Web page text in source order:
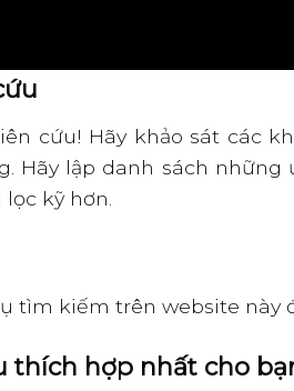
cứu! Hãy khảo sát các
Hãy lập danh sách
lọc kỹ hơn.
tìm kiếm trên website này
thích hợp nhất cho